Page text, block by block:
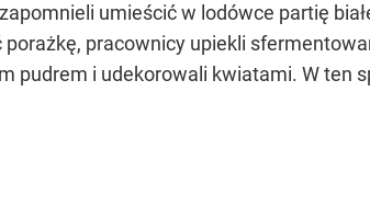
umieścić w lodówce partię
pracownicy upiekli
pudrem i udekorowali kwiatami. W ten